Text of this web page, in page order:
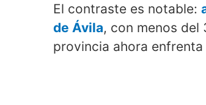
El contraste es notable:
de Ávila, con menos del
provincia ahora